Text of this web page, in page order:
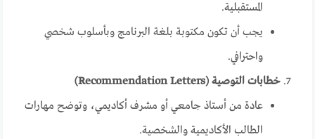
المستقبلية.
يجب أن تكون مكتوبة بلغة البرنامج وبأسلوب شخصي
واحترافي.
خطابات التوصية (Recommendation Letters)
عادة من أستاذ جامعي أو مشرف أكاديمي، وتوضح مهارات
الطالب الأكاديمية والشخصية.